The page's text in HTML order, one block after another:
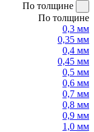
По толщине
По толщине
0,3 мм
0,35 мм
0,4 мм
0,45 мм
0,5 мм
0,6 мм
0,7 мм
0,8 мм
0,9 мм
1,0 мм